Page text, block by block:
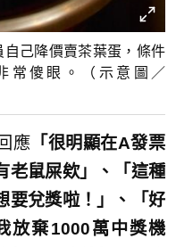
己降價賣茶葉蛋，條件
常傻眼。（示意圖／
應 「很明顯在A發票
老鼠屎欸」、「這種
要兌獎啦！」、「好
放棄1000萬中獎機